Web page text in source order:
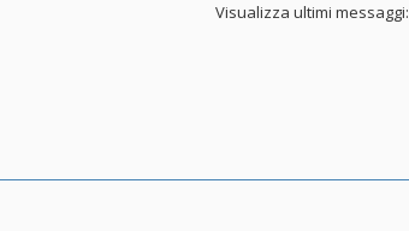
Visualizza ultimi messaggi: